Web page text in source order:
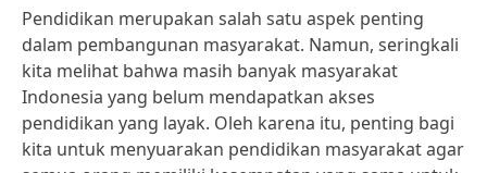
Pendidikan merupakan salah satu aspek penting
dalam pembangunan masyarakat. Namun, seringkali
kita melihat bahwa masih banyak masyarakat
Indonesia yang belum mendapatkan akses
pendidikan yang layak. Oleh karena itu, penting bagi
kita untuk menyuarakan pendidikan masyarakat agar